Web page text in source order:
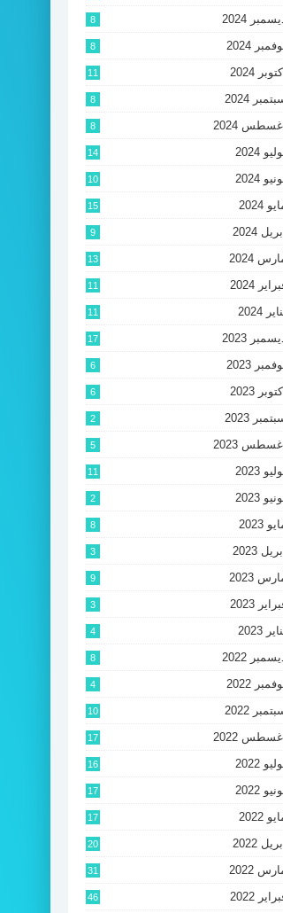
2024
8
2024
8
2024
11
2024
8
2024
8
2024
14
2024
10
2024
15
2024
9
2024
13
2024
11
2024
11
2023
17
2023
6
2023
6
2023
2
2023
5
2023
11
2023
2
2023
8
2023
3
2023
9
2023
3
2023
4
2022
8
2022
4
2022
10
2022
17
2022
16
2022
17
2022
17
2022
20
2022
31
2022
46